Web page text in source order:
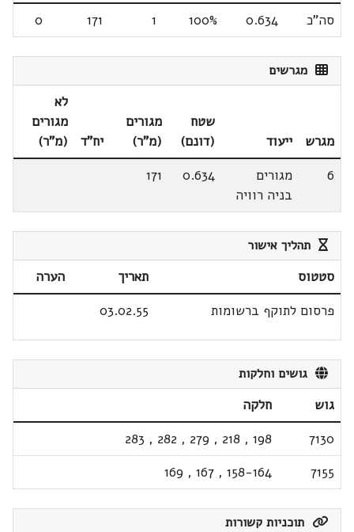
סה"כ 0.634
100%
1
171
0
מגרשים
מגרש ייעוד
שטח
(דונם)
מגורים
(מ"ר)
יח"ד
לא
מגורים
(מ"ר)
6
מגורים
בניה רוויה
0.634
171
תהליך אישור
סטטוס תאריך
הערה
פרסום לתוקף ברשומות
03.02.55
גושים וחלקות
גוש
חלקה
7130
198
,
218
,
279
,
282
,
283
7155
158-164
,
167
,
169
תוכניות קשורות